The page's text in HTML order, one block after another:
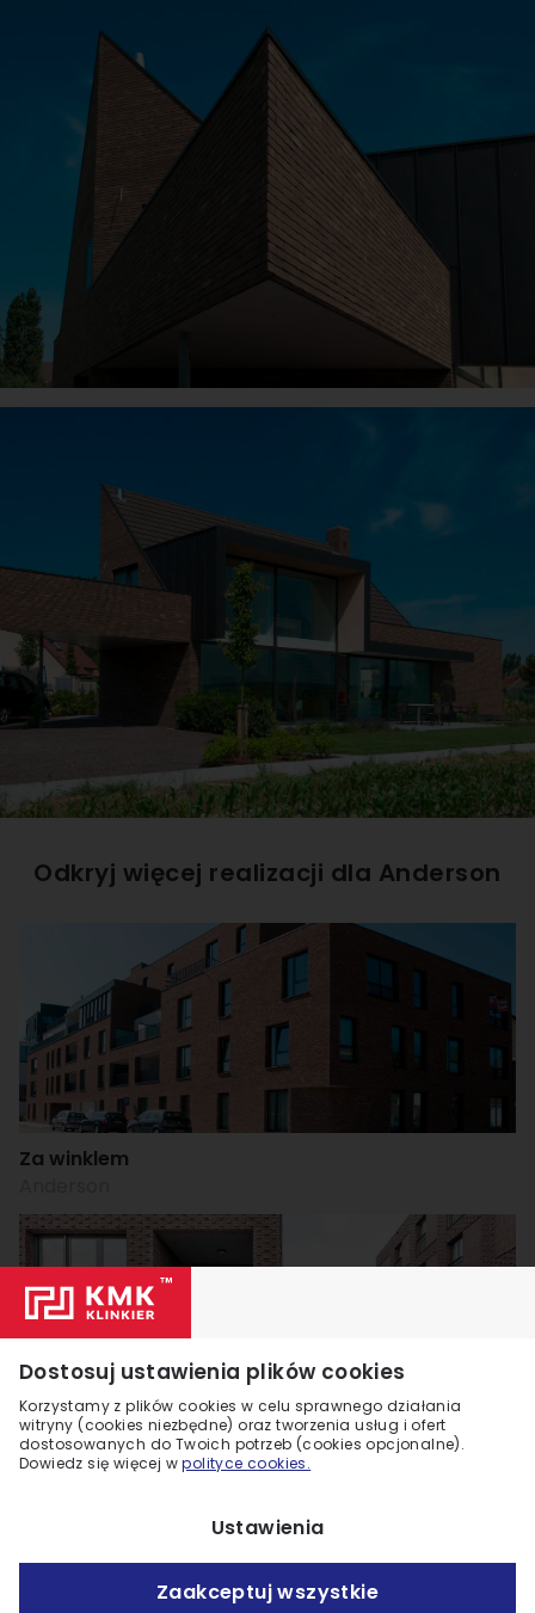
Odkryj więcej realizacji dla Anderson
Za winklem
Pogodna metropolia
Anderson
Zobacz więcej +7
Dostosuj ustawienia plików cookies
Korzystamy z plików cookies w celu sprawnego działania
witryny (cookies niezbędne) oraz tworzenia usług i ofert
dostosowanych do Twoich potrzeb (cookies opcjonalne).
Dowiedz się więcej wpolityce cookies.
Ustawienia
Zaakceptuj wszystkie